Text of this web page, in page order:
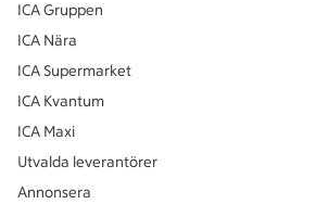
ICA Gruppen
ICA Nära
ICA Supermarket
ICA Kvantum
ICA Maxi
Utvalda leverantörer
Annonsera